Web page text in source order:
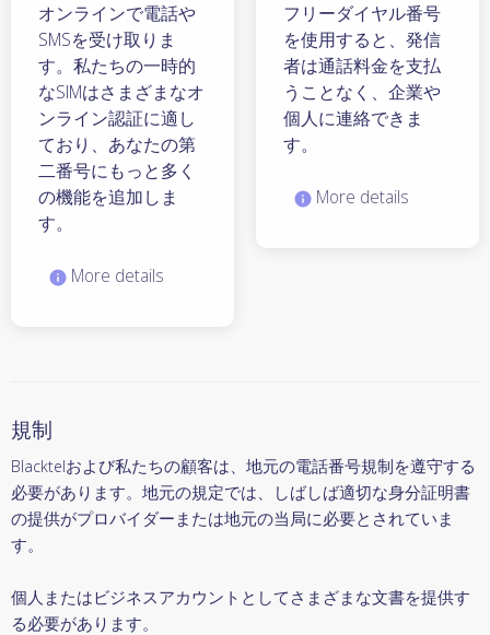
オンラインで電話や
SMSを受け取りま
す。私たちの一時的
なSIMはさまざまなオ
ンライン認証に適し
ており、あなたの第
二番号にもっと多く
の機能を追加しま
す。
More details
フリーダイヤル番号
を使用すると、発信
者は通話料金を支払
うことなく、企業や
個人に連絡できま
す。
More details
規制
Blacktelおよび私たちの顧客は、地元の電話番号規制を遵守する
必要があります。地元の規定では、しばしば適切な身分証明書
の提供がプロバイダーまたは地元の当局に必要とされていま
す。
個人またはビジネスアカウントとしてさまざまな文書を提供す
る必要があります。